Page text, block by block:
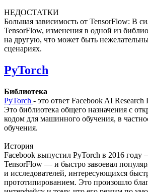
НЕДОСТАТКИ
Большая зависимость от TensorFlow: В
TensorFlow, изменения в одной из
на другую, что может быть
сценариях.
PyTorch
Библиотека
PyTorch - это ответ Facebook AI
Это библиотека общего назначения с
кодом для машинного обучения, в
обучения.
История
Facebook выпустил PyTorch в 2016 году
TensorFlow — и быстро завоевал
и исследователей, интересующихся
прототипированием. Это произошло